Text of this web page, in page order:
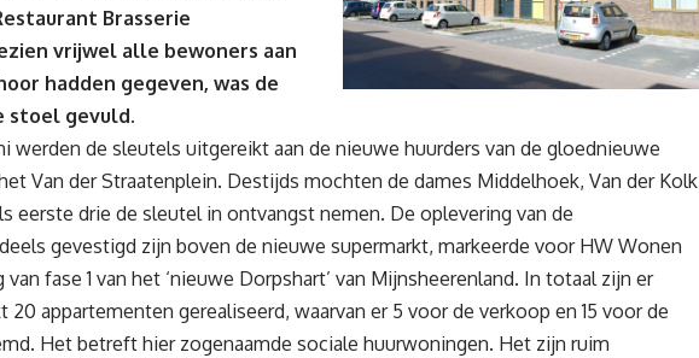
Brasserie
vrijwel alle bewoners aan
hadden gegeven, was de
stoel gevuld.
werden de sleutels uitgereikt aan de nieuwe huurders van de gloednieuwe
Van der Straatenplein. Destijds mochten de dames Middelhoek, Van der Kolk
eerste drie de sleutel in ontvangst nemen. De oplevering van de
gevestigd zijn boven de nieuwe supermarkt, markeerde voor HW Wonen
fase 1 van het ‘nieuwe Dorpshart’ van Mijnsheerenland. In totaal zijn er
20 appartementen gerealiseerd, waarvan er 5 voor de verkoop en 15 voor de
Het betreft hier zogenaamde sociale huurwoningen. Het zijn ruim